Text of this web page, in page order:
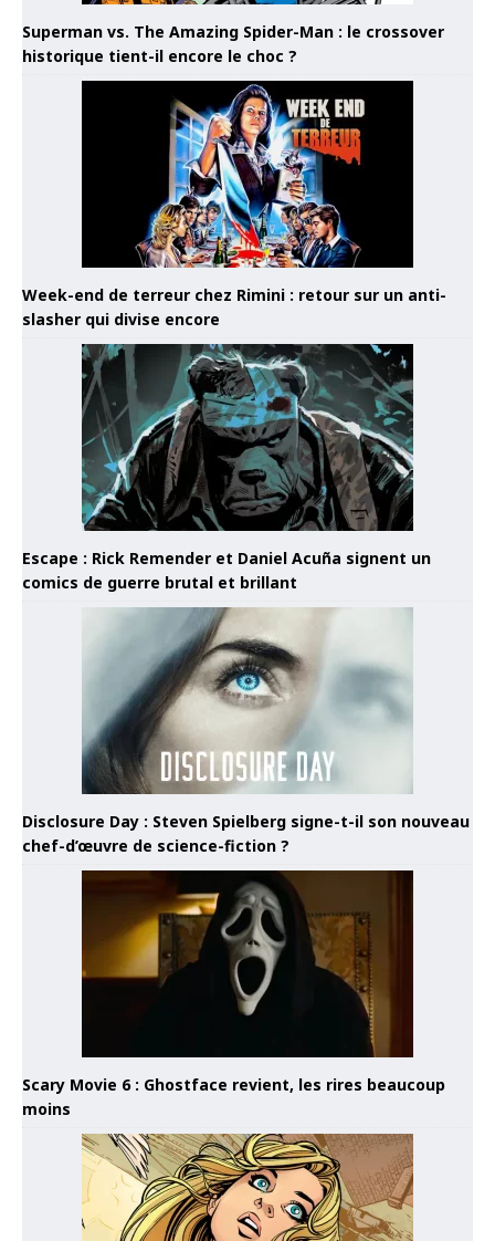
Superman vs. The Amazing Spider-Man : le crossover
historique tient-il encore le choc ?
Week-end de terreur chez Rimini : retour sur un anti-
slasher qui divise encore
Escape : Rick Remender et Daniel Acuña signent un
comics de guerre brutal et brillant
Disclosure Day : Steven Spielberg signe-t-il son nouveau
chef-d’œuvre de science-fiction ?
Scary Movie 6 : Ghostface revient, les rires beaucoup
moins